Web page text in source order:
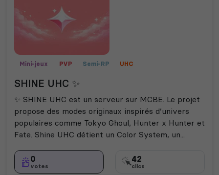
Mini-jeux PVP Semi-RP UHC
SHINE UHC ✨
✨ SHINE UHC est un serveur sur MCBE. Le projet
propose des modes originaux inspirés d’univers
populaires comme Tokyo Ghoul, Hunter x Hunter et
Fate. Shine UHC détient un Color System, un...
0
votes
42
clics